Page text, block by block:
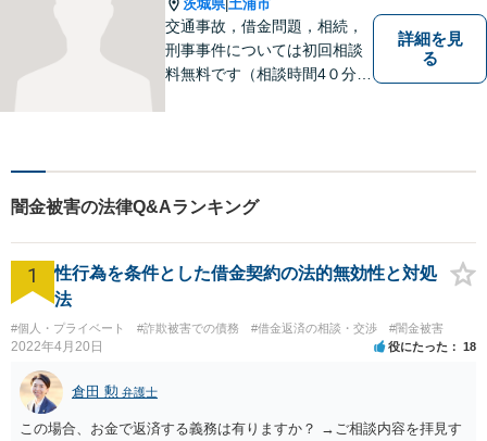
茨城県| 土浦市
交通事故，借金問題，相続，
刑事事件については初回相談
料無料です（相談時間4０分ま
詳細を見
る
闇金被害の法律Q&Aランキング
1
性行為を条件とした借金契約の法的無効性と対処
法
#個人・プライベート #詐欺被害での債務 #借金返済の相談・交渉 #闇金被害
2022年4月20日 役にたった 18
倉田 勲 弁護士
この場合、お金で返済する義務は有りますか？ →ご相談内容を拝見す